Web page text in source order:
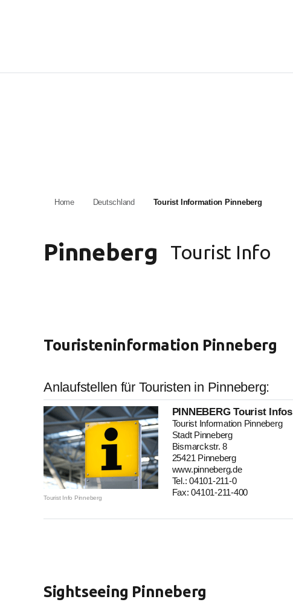
Home Deutschland Tourist Information Pinneberg
Pinneberg Tourist Info
Touristeninformation Pinneberg
Anlaufstellen für Touristen in Pinneberg:
Tourist Info Pinneberg
PINNEBERG Tourist Infos
Tourist Information Pinneberg
Stadt Pinneberg
Bismarckstr. 8
25421 Pinneberg
www.pinneberg.de
Tel.: 04101-211-0
Fax: 04101-211-400
Sightseeing Pinneberg